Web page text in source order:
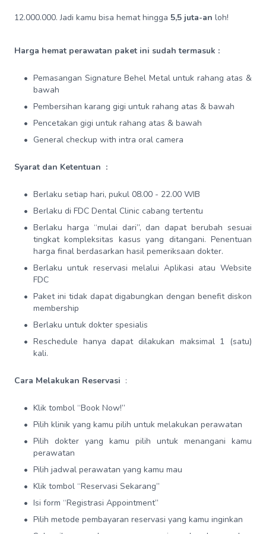
12.000.000. Jadi kamu bisa hemat hingga 5,5 juta-an loh!
Harga hemat perawatan paket ini sudah termasuk :
Pemasangan Signature Behel Metal untuk rahang atas &
bawah
Pembersihan karang gigi untuk rahang atas & bawah
Pencetakan gigi untuk rahang atas & bawah
General checkup with intra oral camera
Syarat dan Ketentuan :
Berlaku setiap hari, pukul 08.00 - 22.00 WIB
Berlaku di FDC Dental Clinic cabang tertentu
Berlaku harga “mulai dari”, dan dapat berubah sesuai
tingkat kompleksitas kasus yang ditangani. Penentuan
harga final berdasarkan hasil pemeriksaan dokter.
Berlaku untuk reservasi melalui Aplikasi atau Website
FDC
Paket ini tidak dapat digabungkan dengan benefit diskon
membership
Berlaku untuk dokter spesialis
Reschedule hanya dapat dilakukan maksimal 1 (satu)
kali.
Cara Melakukan Reservasi :
Klik tombol “Book Now!”
Pilih klinik yang kamu pilih untuk melakukan perawatan
Pilih dokter yang kamu pilih untuk menangani kamu
perawatan
Pilih jadwal perawatan yang kamu mau
Klik tombol “Reservasi Sekarang”
Isi form “Registrasi Appointment”
Pilih metode pembayaran reservasi yang kamu inginkan